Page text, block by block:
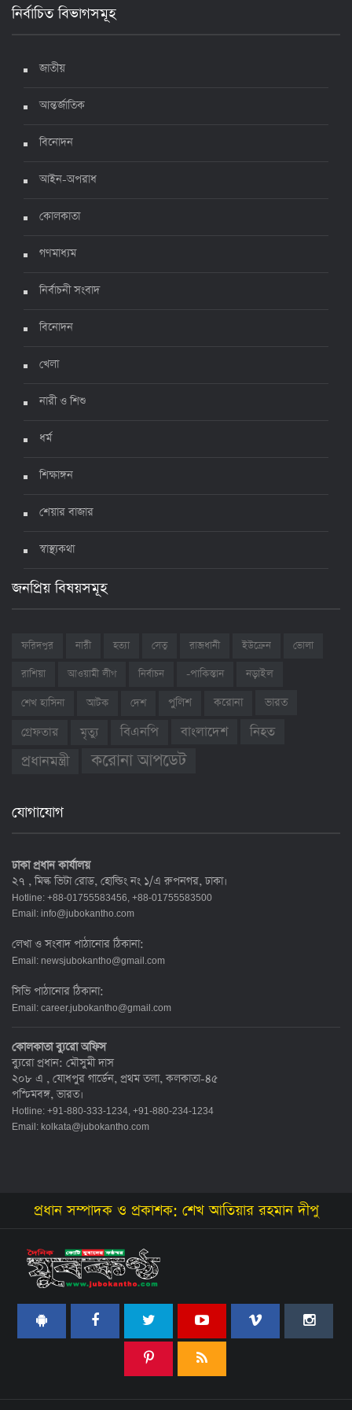
ঊর্ধ্বগতিতে সংক্রমণ, স্বাস্থ্যবিধিতে উদাসীনতা
নির্বাচিত বিভাগসমূহ
জাতীয়
আন্তর্জাতিক
বিনোদন
আইন-অপরাধ
কোলকাতা
গণমাধ্যম
নির্বাচনী সংবাদ
বিনোদন
খেলা
নারী ও শিশু
ধর্ম
শিক্ষাঙ্গন
শেয়ার বাজার
স্বাস্থ্যকথা
জনপ্রিয় বিষয়সমূহ
ফরিদপুর নারী হত্যা সেতু রাজধানী ইউক্রেন
ভোলা
রাশিয়া
আওয়ামী লীগ নির্বাচন -পাকিস্তান নড়াইল
শেখ হাসিনা আটক দেশ পুলিশ করোনা
ভারত
গ্রেফতার
মৃত্যু বিএনপি বাংলাদেশ নিহত
প্রধানমন্ত্রী করোনা আপডেট
যোগাযোগ
ঢাকা প্রধান কার্যালয়
২৭ , মিল্ক ভিটা রোড, হোল্ডিং নং ১/এ রুপনগর, ঢাকা।
Hotline: +88-01755583456, +88-01755583500
Email: info@jubokantho.com
লেখা ও সংবাদ পাঠানোর ঠিকানা:
Email: newsjubokantho@gmail.com
সিভি পাঠানোর ঠিকানা:
Email: career.jubokantho@gmail.com
কোলকাতা ব্যুরো অফিস
ব্যুরো প্রধান: মৌসুমী দাস
২০৮ এ , যোধপুর গার্ডেন, প্রথম তলা, কলকাতা-৪৫
পশ্চিমবঙ্গ, ভারত।
Hotline: +91-880-333-1234, +91-880-234-1234
Email: kolkata@jubokantho.com
প্রধান সম্পাদক ও প্রকাশক: শেখ আতিয়ার রহমান দীপু